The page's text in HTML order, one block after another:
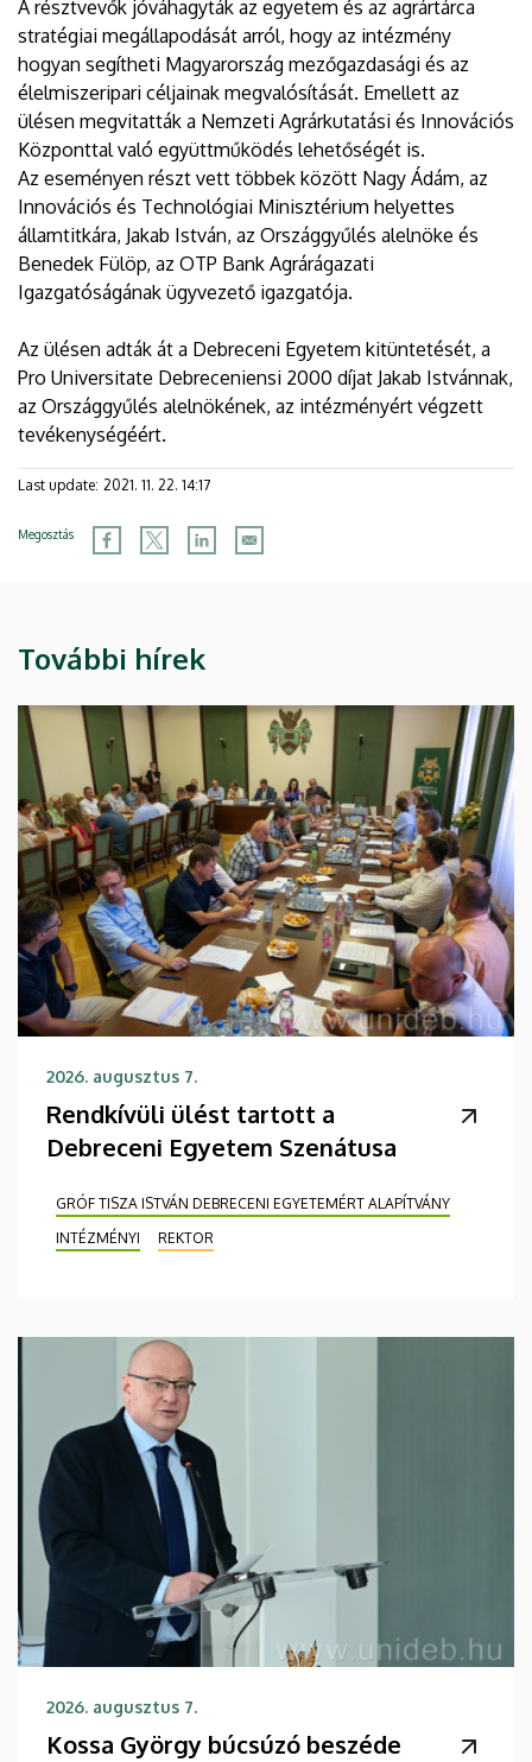
A résztvevők jóváhagyták az egyetem és az agrártárca
stratégiai megállapodását arról, hogy az intézmény
hogyan segítheti Magyarország mezőgazdasági és az
élelmiszeripari céljainak megvalósítását. Emellett az
ülésen megvitatták a Nemzeti Agrárkutatási és Innovációs
Központtal való együttműködés lehetőségét is.
Az eseményen részt vett többek között Nagy Ádám, az
Innovációs és Technológiai Minisztérium helyettes
államtitkára, Jakab István, az Országgyűlés alelnöke és
Benedek Fülöp, az OTP Bank Agrárágazati
Igazgatóságának ügyvezető igazgatója.
Az ülésen adták át a Debreceni Egyetem kitüntetését, a
Pro Universitate Debreceniensi 2000 díjat Jakab Istvánnak,
az Országgyűlés alelnökének, az intézményért végzett
tevékenységéért.
Last update: 2021. 11. 22. 14:17
Megosztás
További hírek
2026. augusztus 7.
Rendkívüli ülést tartott a
Debreceni Egyetem Szenátusa
GRÓF TISZA ISTVÁN DEBRECENI EGYETEMÉRT ALAPÍTVÁNY
INTÉZMÉNYI
REKTOR
2026. augusztus 7.
Kossa György búcsúzó beszéde